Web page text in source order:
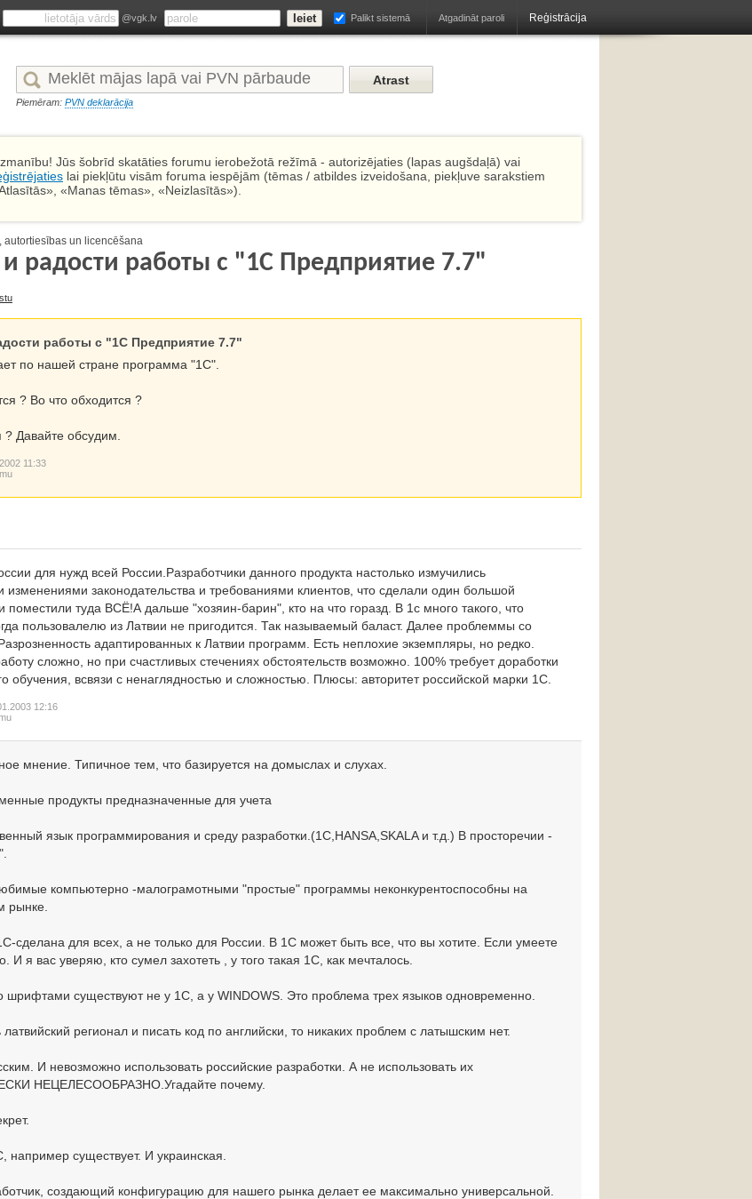
Atgadināt paroli Reģistrācija
@vgk.lv Palikt sistemā
Piemēram: PVN deklarācija
Jūs šobrīd skatāties forumu ierobežotā režīmā - autorizējaties (lapas augšdaļā) vai
lai piekļūtu visām foruma iespējām (tēmas / atbildes izveidošana, piekļuve sarakstiem
«Manas tēmas», «Neizlasītās»).
autortiesības un licencēšana
радости работы с "1С Предприятие 7.7"
работы с "1С Предприятие 7.7"
по нашей стране программа "1С".
? Во что обходится ?
? Давайте обсудим.
11:33
для нужд всей России.Разработчики данного продукта настолько измучились
изменениями законодательства и требованиями клиентов, что сделали один большой
и поместили туда ВСЁ!А дальше "хозяин-барин", кто на что горазд. В 1с много такого, что
пользовалелю из Латвии не пригодится. Так называемый баласт. Далее проблеммы со
адаптированных к Латвии программ. Есть неплохие экземпляры, но редко.
сложно, но при счастливых стечениях обстоятельств возможно. 100% требует доработки
обучения, всвязи с ненаглядностью и сложностью. Плюсы: авторитет российской марки 1С.
12:16
мнение. Типичное тем, что базируется на домыслах и слухах.
продукты предназначенные для учета
язык программирования и среду разработки.(1С,HANSA,SKALA и т.д.) В просторечии -
компьютерно -малограмотными "простые" программы неконкурентоспособны на
рынке.
сделана для всех, а не только для России. В 1С может быть все, что вы хотите. Если умеете
И я вас уверяю, кто сумел захотеть , у того такая 1С, как мечталось.
шрифтами существуют не у 1С, а у WINDOWS. Это проблема трех языков одновременно.
латвийский регионал и писать код по английски, то никаких проблем с латышским нет.
И невозможно использовать российские разработки. А не использовать их
НЕЦЕЛЕСООБРАЗНО.Угадайте почему.
например существует. И украинская.
создающий конфигурацию для нашего рынка делает ее максимально универсальной.